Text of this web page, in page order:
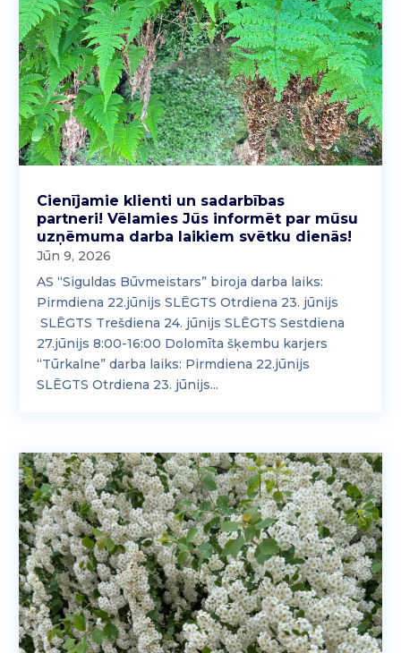
Cienījamie klienti un sadarbības
partneri! Vēlamies Jūs informēt par mūsu
uzņēmuma darba laikiem svētku dienās!
Jūn 9, 2026
AS “Siguldas Būvmeistars” biroja darba laiks:
Pirmdiena 22.jūnijs SLĒGTS Otrdiena 23. jūnijs
SLĒGTS Trešdiena 24. jūnijs SLĒGTS Sestdiena
27.jūnijs 8:00-16:00 Dolomīta šķembu karjers
“Tūrkalne” darba laiks: Pirmdiena 22.jūnijs
SLĒGTS Otrdiena 23. jūnijs...